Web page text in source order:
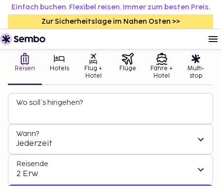
Einfach buchen. Flexibel reisen. Immer zum besten Preis.
Zur Sicherheitslage im Nahen Osten >>
Reisen Hotels
Flug +
Hotel
Flüge
Fähre +
Hotel
Multi-
stop
Wo soll’s hingehen?
Wann?
Jederzeit
Reisende
2 Erw.